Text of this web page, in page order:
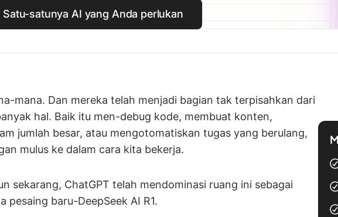
Satu-satunya AI yang Anda perlukan
mana. Dan mereka telah menjadi bagian tak terpisahkan dari
hal. Baik itu men-debug kode, membuat konten,
jumlah besar, atau mengotomatiskan tugas yang berulang,
mulus ke dalam cara kita bekerja.
sekarang, ChatGPT telah mendominasi ruang ini sebagai
pesaing baru-DeepSeek AI R1.